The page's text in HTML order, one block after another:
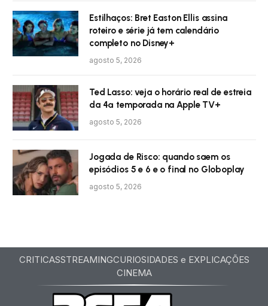
Estilhaços: Bret Easton Ellis assina
roteiro e série já tem calendário
completo no Disney+
agosto 5, 2026
Ted Lasso: veja o horário real de estreia
da 4ª temporada na Apple TV+
agosto 5, 2026
Jogada de Risco: quando saem os
episódios 5 e 6 e o final no Globoplay
agosto 5, 2026
CRITICASSTREAMINGCURIOSIDADES e EXPLICAÇÕES
CINEMA